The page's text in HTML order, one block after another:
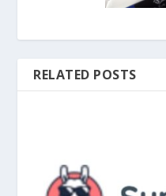
RELATED POSTS